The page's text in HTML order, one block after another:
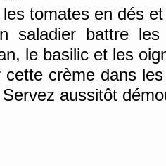
tomates en dés
saladier battre
le basilic et les
cette crème dans
aussitôt